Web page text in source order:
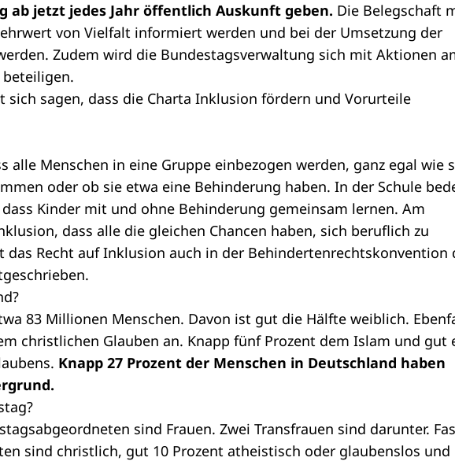
ab jetzt jedes Jahr öffentlich Auskunft geben. Die Belegschaft
von Vielfalt informiert werden und bei der Umsetzung der
Zudem wird die Bundestagsverwaltung sich mit Aktionen
beteiligen.
sich sagen, dass die Charta Inklusion fördern und Vorurteile
alle Menschen in eine Gruppe einbezogen werden, ganz egal wie
oder ob sie etwa eine Behinderung haben. In der Schule
Kinder mit und ohne Behinderung gemeinsam lernen. Am
dass alle die gleichen Chancen haben, sich beruflich zu
das Recht auf Inklusion auch in der Behindertenrechtskonvention
83 Millionen Menschen. Davon ist gut die Hälfte weiblich.
christlichen Glauben an. Knapp fünf Prozent dem Islam und gut
Knapp 27 Prozent der Menschen in Deutschland haben
sind Frauen. Zwei Transfrauen sind darunter.
sind christlich, gut 10 Prozent atheistisch oder glaubenslos und